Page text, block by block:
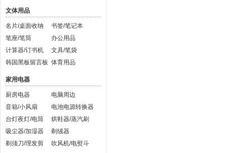
文体用品
名片/桌面收纳
书签/笔记本
笔座/笔筒
办公用品
计算器/订书机
文具/笔袋
韩国黑板留言板 体育用品
家用电器
厨房电器
电脑周边
音箱/小风扇
电池电源转换器
台灯夜灯/电筒
烘鞋器/蒸汽刷
吸尘器/加湿器
剃绒器
剃须刀/理发剪
吹风机/电熨斗